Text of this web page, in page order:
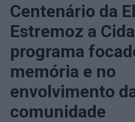
Centenário da
Estremoz a
programa
memória e no
envolvimento
comunidade